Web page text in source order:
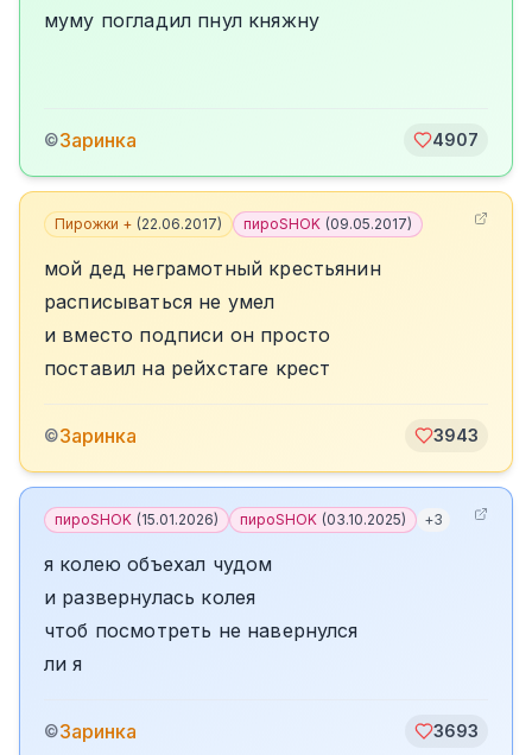
муму погладил пнул княжну
©Заринка 4907
Пирожки + (22.06.2017) пироSHOK (09.05.2017)
мой дед неграмотный крестьянин
расписываться не умел
и вместо подписи он просто
поставил на рейхстаге крест
©Заринка 3943
пироSHOK (15.01.2026) пироSHOK (03.10.2025) +3
я колею объехал чудом
и развернулась колея
чтоб посмотреть не навернулся
ли я
©Заринка 3693